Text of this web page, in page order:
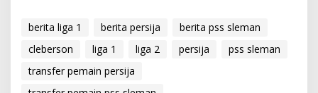
berita liga 1 berita persija
berita pss sleman
cleberson
liga 1 liga 2 persija
pss sleman
transfer pemain persija